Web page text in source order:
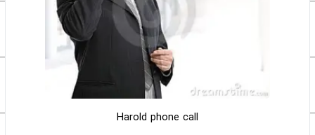
Harold phone call